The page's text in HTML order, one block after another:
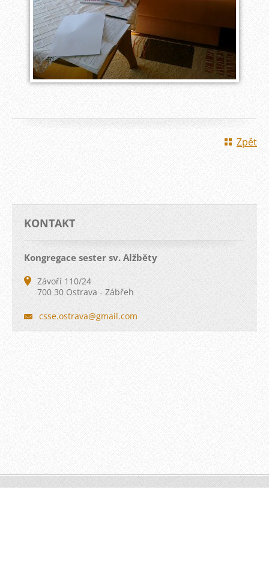
Zpět
KONTAKT
Kongregace sester sv. Alžběty
Závoří 110/24
700 30 Ostrava - Zábřeh
csse.ostrava@gmail.com